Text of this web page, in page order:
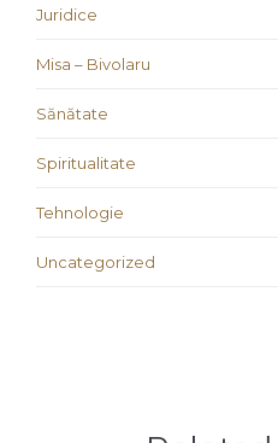
Juridice
Misa – Bivolaru
Sănătate
Spiritualitate
Tehnologie
Uncategorized